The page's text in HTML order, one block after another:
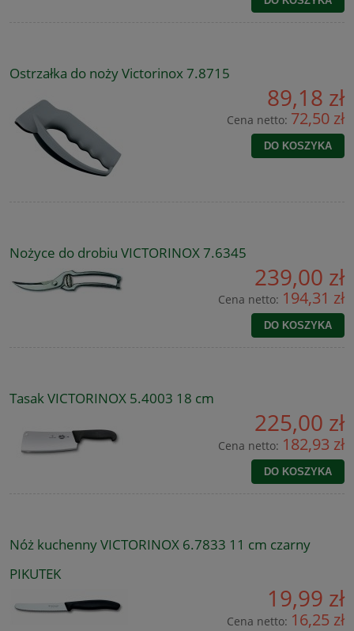
Ostrzałka do noży Victorinox 7.8715
89,18 zł
Cena netto: 72,50 zł
DO KOSZYKA
Nożyce do drobiu VICTORINOX 7.6345
239,00 zł
Cena netto: 194,31 zł
DO KOSZYKA
Tasak VICTORINOX 5.4003 18 cm
225,00 zł
Cena netto: 182,93 zł
DO KOSZYKA
Nóż kuchenny VICTORINOX 6.7833 11 cm czarny
PIKUTEK
19,99 zł
Cena netto: 16,25 zł